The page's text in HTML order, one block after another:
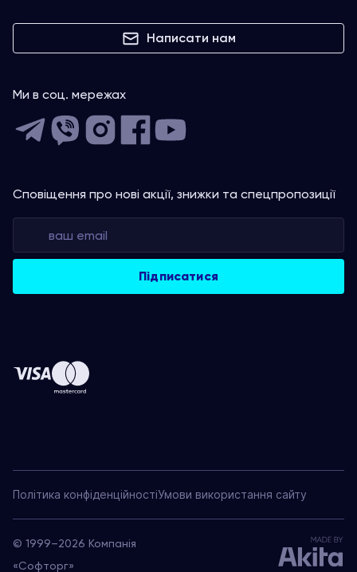
Написати нам
Ми в соц. мережах
Сповіщення про нові акції, знижки та спецпропозиції
© 1999–2026 Компанія
«Софторг»
Політика конфіденційностіУмови використання сайту